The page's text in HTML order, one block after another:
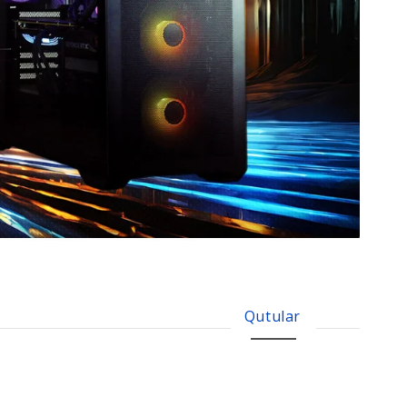
Qutular